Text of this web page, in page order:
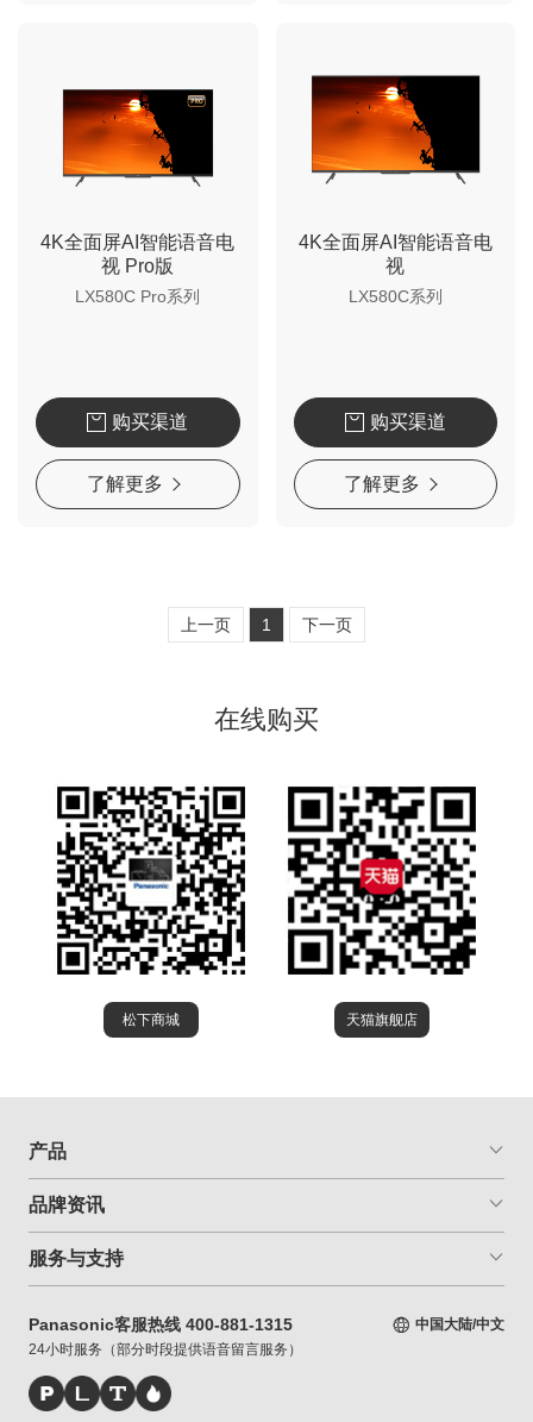
4K全面屏AI智能语音电
视 Pro版
LX580C Pro系列
购买渠道
了解更多
4K全面屏AI智能语音电
视
LX580C系列
购买渠道
了解更多
上一页 1 下一页
在线购买
松下商城 天猫旗舰店
产品
品牌资讯
服务与支持
Panasonic客服热线 400-881-1315
24小时服务（部分时段提供语音留言服务）
中国大陆/中文